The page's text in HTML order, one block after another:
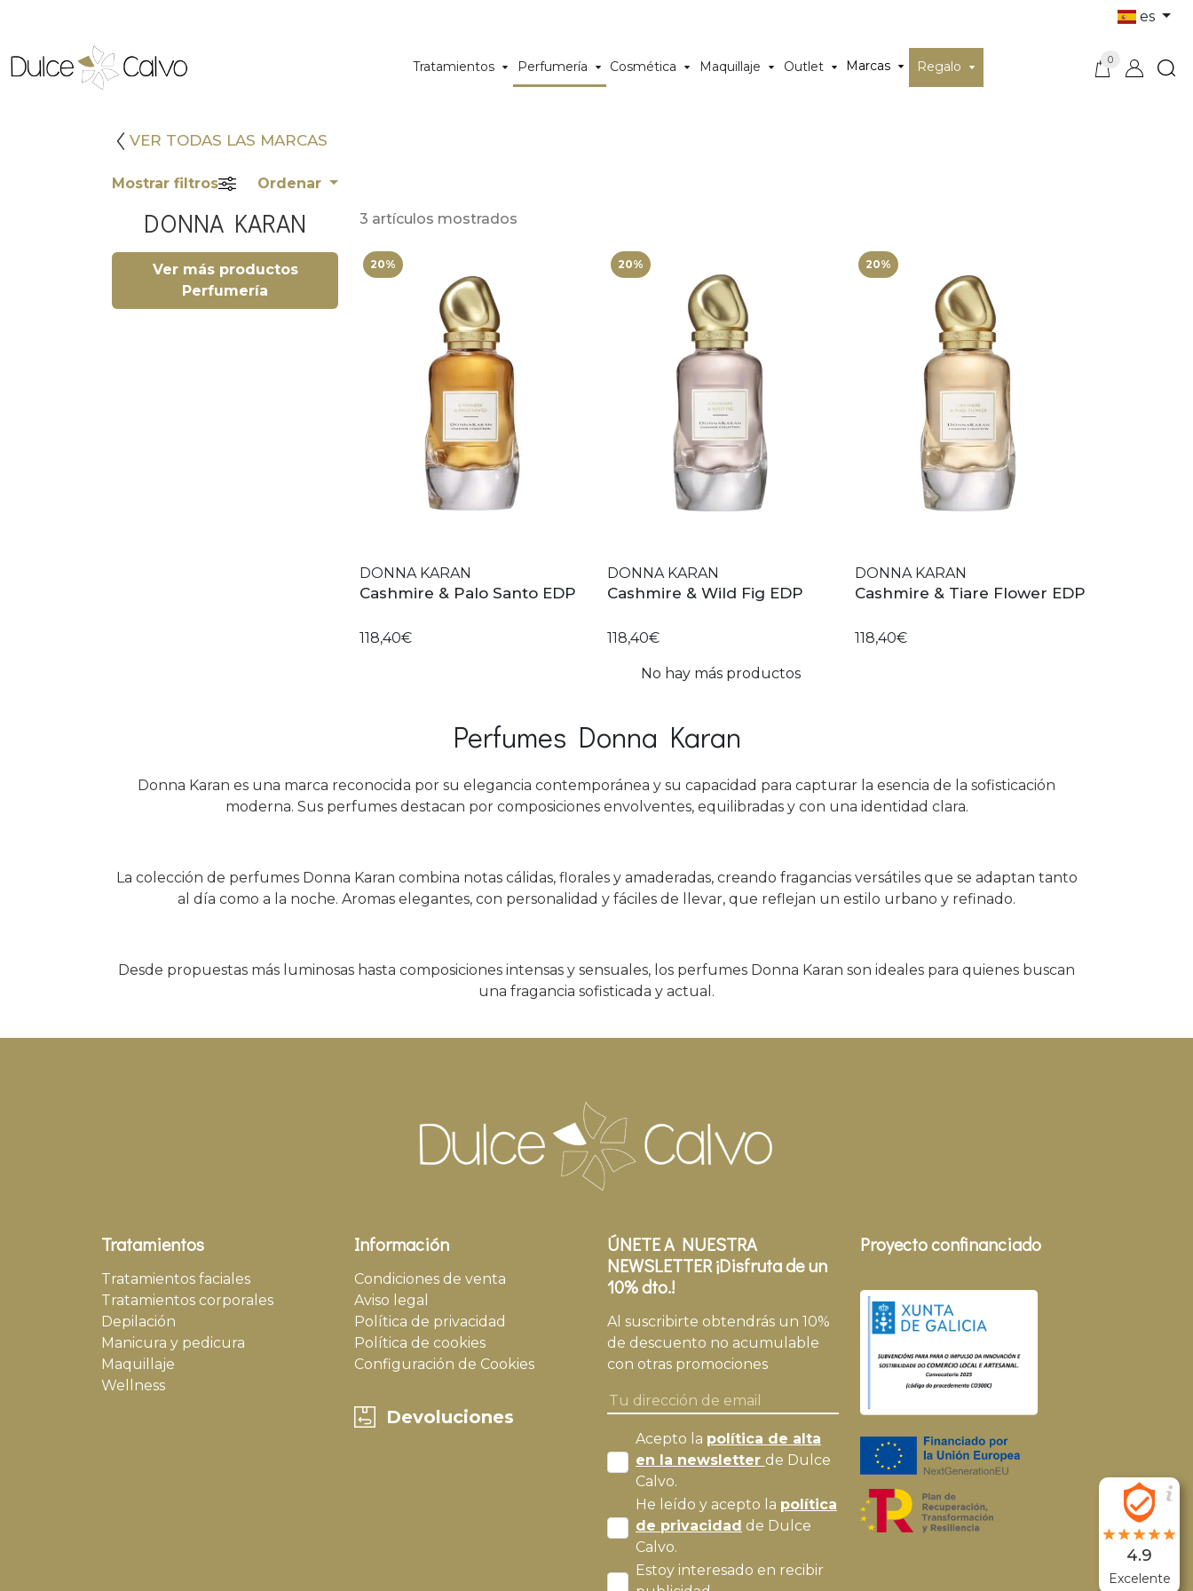
es
Tratamientos Perfumería Cosmética Maquillaje Outlet Marcas Regalo 0
VER TODAS LAS MARCAS
Mostrar filtros Ordenar
DONNA KARAN
Ver más productos
Perfumería
3 artículos mostrados
20%
DONNA KARAN
Cashmire & Palo Santo EDP
118,40€
20%
DONNA KARAN
Cashmire & Wild Fig EDP
118,40€
20%
DONNA KARAN
Cashmire & Tiare Flower EDP
118,40€
No hay más productos
Perfumes Donna Karan
Donna Karan es una marca reconocida por su elegancia contemporánea y su capacidad para capturar la esencia de la sofisticación
moderna. Sus perfumes destacan por composiciones envolventes, equilibradas y con una identidad clara.
La colección de perfumes Donna Karan combina notas cálidas, florales y amaderadas, creando fragancias versátiles que se adaptan tanto
al día como a la noche. Aromas elegantes, con personalidad y fáciles de llevar, que reflejan un estilo urbano y refinado.
Desde propuestas más luminosas hasta composiciones intensas y sensuales, los perfumes Donna Karan son ideales para quienes buscan
una fragancia sofisticada y actual.
Tratamientos
Tratamientos faciales
Tratamientos corporales
Depilación
Manicura y pedicura
Maquillaje
Wellness
Información
Condiciones de venta
Aviso legal
Política de privacidad
Política de cookies
Configuración de Cookies
Devoluciones
ÚNETE A NUESTRA
NEWSLETTER ¡Disfruta de un
10% dto.!
Al suscribirte obtendrás un 10%
de descuento no acumulable
con otras promociones
Acepto la política de alta
en la newsletter de Dulce
Calvo.
He leído y acepto la política
de privacidad de Dulce
Calvo.
Estoy interesado en recibir
Proyecto confinanciado
4.9
Excelente